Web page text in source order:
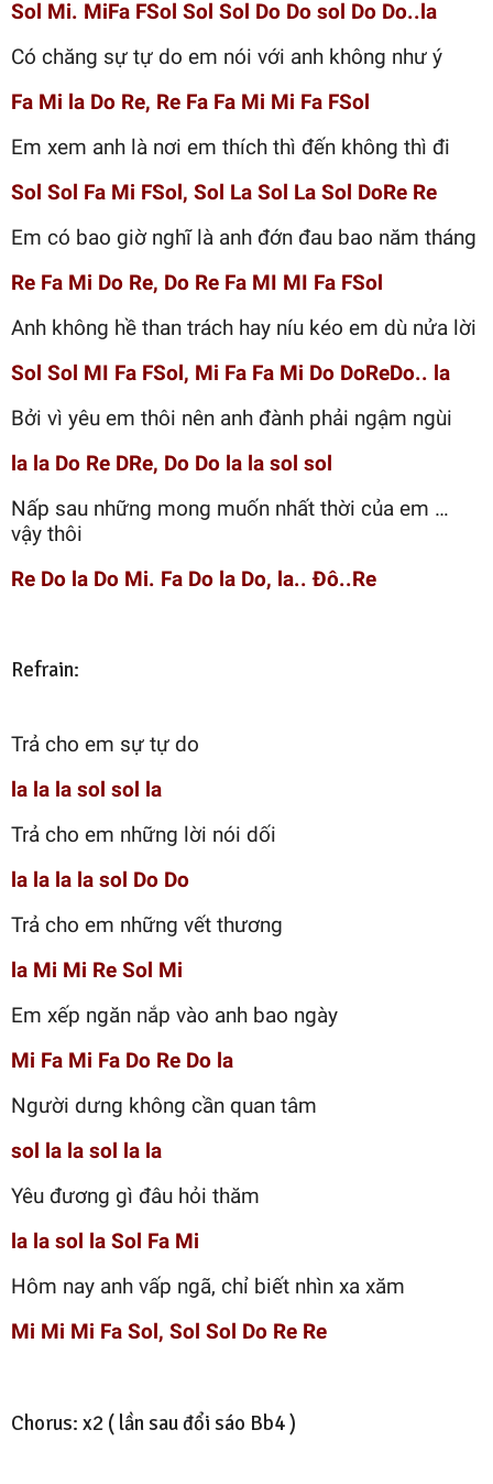
Sol Mi. MiFa FSol Sol Sol Do Do sol Do Do..la
Có chăng sự tự do em nói với anh không như ý
Fa Mi la Do Re, Re Fa Fa Mi Mi Fa FSol
Em xem anh là nơi em thích thì đến không thì đi
Sol Sol Fa Mi FSol, Sol La Sol La Sol DoRe Re
Em có bao giờ nghĩ là anh đớn đau bao năm tháng
Re Fa Mi Do Re, Do Re Fa MI MI Fa FSol
Anh không hề than trách hay níu kéo em dù nửa lời
Sol Sol MI Fa FSol, Mi Fa Fa Mi Do DoReDo.. la
Bởi vì yêu em thôi nên anh đành phải ngậm ngùi
la la Do Re DRe, Do Do la la sol sol
Nấp sau những mong muốn nhất thời của em …
vậy thôi
Re Do la Do Mi. Fa Do la Do, la.. Đô..Re
Refrain:
Trả cho em sự tự do
la la la sol sol la
Trả cho em những lời nói dối
la la la la sol Do Do
Trả cho em những vết thương
la Mi Mi Re Sol Mi
Em xếp ngăn nắp vào anh bao ngày
Mi Fa Mi Fa Do Re Do la
Người dưng không cần quan tâm
sol la la sol la la
Yêu đương gì đâu hỏi thăm
la la sol la Sol Fa Mi
Hôm nay anh vấp ngã, chỉ biết nhìn xa xăm
Mi Mi Mi Fa Sol, Sol Sol Do Re Re
Chorus: x2 ( lần sau đổi sáo Bb4 )